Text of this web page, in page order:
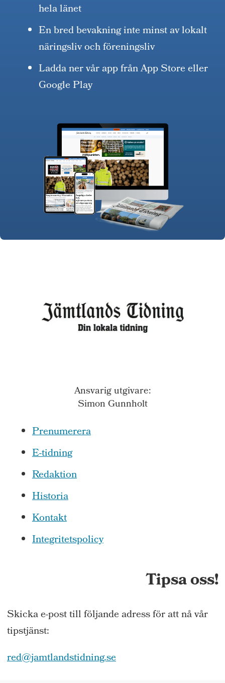
hela länet
En bred bevakning inte minst av lokalt
näringsliv och föreningsliv
Ladda ner vår app från App Store eller
Google Play
Ansvarig utgivare:
Simon Gunnholt
Prenumerera
E-tidning
Redaktion
Historia
Kontakt
Integritetspolicy
Tipsa oss!
Skicka e-post till följande adress för att nå vår
tipstjänst:
red@jamtlandstidning.se